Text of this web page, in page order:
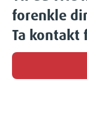
forenkle
Ta kontakt